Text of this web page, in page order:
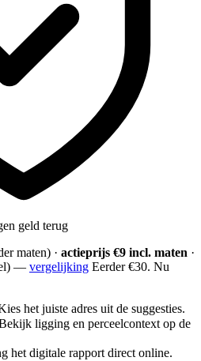
geld terug
maten) · actieprijs €9 incl. maten ·
— vergelijking Eerder €30. Nu
het juiste adres uit de suggesties.
ligging en perceelcontext op de
het digitale rapport direct online.